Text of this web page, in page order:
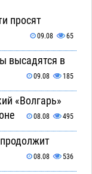
просят
09.08 65
высадятся в
09.08 185
«Волгарь»
08.08 495
08.08 536